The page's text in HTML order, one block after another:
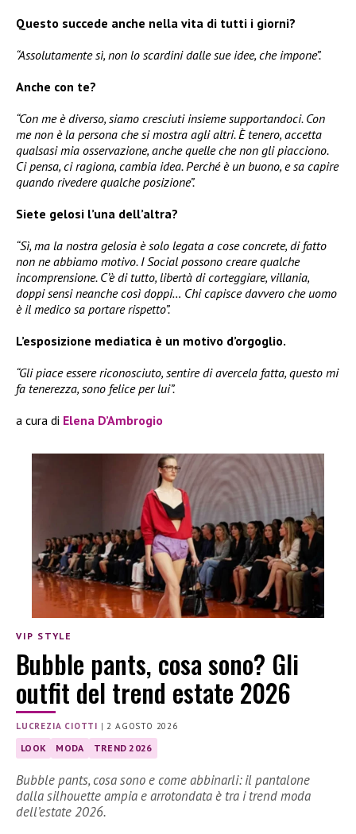
Questo succede anche nella vita di tutti i giorni?
“Assolutamente sì, non lo scardini dalle sue idee, che impone”.
Anche con te?
“Con me è diverso, siamo cresciuti insieme supportandoci. Con
me non è la persona che si mostra agli altri. È tenero, accetta
qualsasi mia osservazione, anche quelle che non gli piacciono.
Ci pensa, ci ragiona, cambia idea. Perché è un buono, e sa capire
quando rivedere qualche posizione”.
Siete gelosi l’una dell’altra?
“Sì, ma la nostra gelosia è solo legata a cose concrete, di fatto
non ne abbiamo motivo. I Social possono creare qualche
incomprensione. C’è di tutto, libertà di corteggiare, villania,
doppi sensi neanche così doppi… Chi capisce davvero che uomo
è il medico sa portare rispetto”.
L’esposizione mediatica è un motivo d’orgoglio.
“Gli piace essere riconosciuto, sentire di avercela fatta, questo mi
fa tenerezza, sono felice per lui”.
a cura di Elena D’Ambrogio
VIP STYLE
Bubble pants, cosa sono? Gli
outfit del trend estate 2026
LUCREZIA CIOTTI |2 AGOSTO 2026
LOOK MODA TREND 2026
Bubble pants, cosa sono e come abbinarli: il pantalone
dalla silhouette ampia e arrotondata è tra i trend moda
dell’estate 2026.